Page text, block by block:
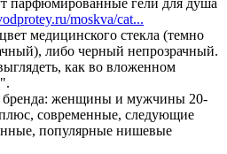
парфюмированные гели для душа
moskva/cat...
медицинского стекла (темно
либо черный непрозрачный.
как во вложенном
бренда: женщины и мужчины 20-
современные, следующие
популярные нишевые